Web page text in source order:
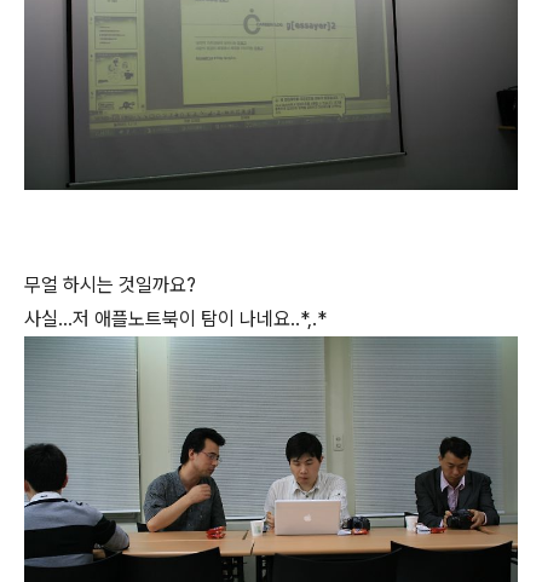
무얼 하시는 것일까요?
사실...저 애플노트북이 탐이 나네요..*,.*